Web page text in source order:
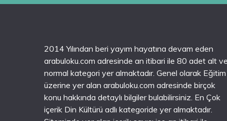
2014 Yılından beri yayım hayatına devam eden
arabuloku.com adresinde an itibari ile 80 adet alt
normal kategori yer almaktadır. Genel olarak Eğitim
üzerine yer alan arabuloku.com adresinde birçok
konu hakkında detaylı bilgiler bulabilirsiniz. En Çok
içerik Din Kültürü adlı kategoride yer almaktadır.